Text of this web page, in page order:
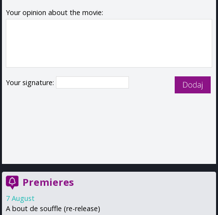
Your opinion about the movie:
Your signature:
Premieres
7 August
A bout de souffle (re-release)